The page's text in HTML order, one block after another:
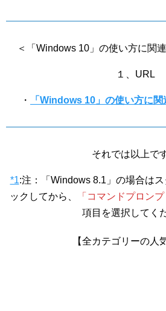
＜「Windows 10」の使い方に関
１、URL
・ 「Windows 10」の使い方に
それでは以上で
*1:注：「Windows 8.1」の場合は
ックしてから、
「コマンドプロン
項目を選択してく
【全カテゴリーの人